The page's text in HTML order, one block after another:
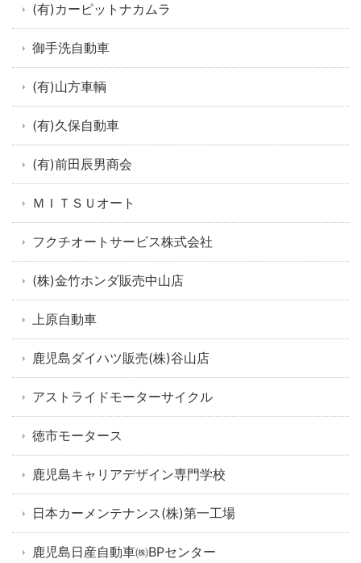
(有)カーピットナカムラ
御手洗自動車
(有)山方車輌
(有)久保自動車
(有)前田辰男商会
ＭＩＴＳＵオート
フクチオートサービス株式会社
(株)金竹ホンダ販売中山店
上原自動車
鹿児島ダイハツ販売(株)谷山店
アストライドモーターサイクル
徳市モータース
鹿児島キャリアデザイン専門学校
日本カーメンテナンス(株)第一工場
鹿児島日産自動車㈱BPセンター